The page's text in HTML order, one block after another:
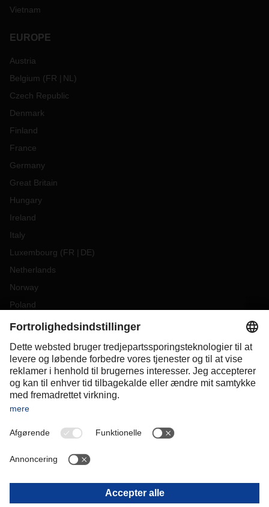
Vietnam
EUROPE
Austria
Belgium (FR NL )
Czech Republic
Denmark
Finland
France
Germany
Great Britain
Hungary
Ireland
Italy
Luxembourg (FR DE)
Netherlands
Norway
Poland
Portugal
Slovakia
Spain
Sweden
Switzerland
OCEANIA